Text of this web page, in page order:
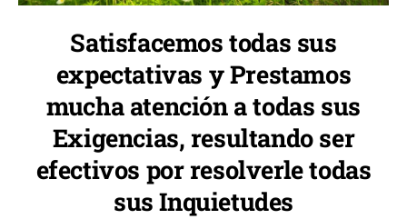
Satisfacemos todas sus
expectativas y Prestamos
mucha atención a todas sus
Exigencias, resultando ser
efectivos por resolverle todas
sus Inquietudes